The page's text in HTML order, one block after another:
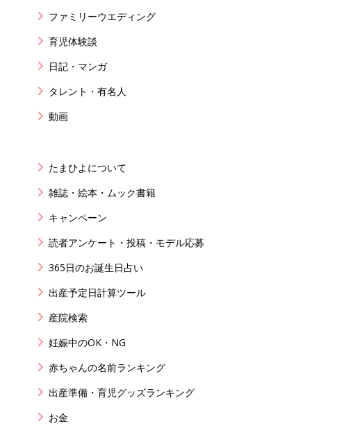
ファミリーウエディング
育児体験談
日記・マンガ
タレント・有名人
動画
たまひよについて
雑誌・絵本・ムック書籍
キャンペーン
読者アンケート・投稿・モデル応募
365日のお誕生日占い
出産予定日計算ツール
産院検索
妊娠中のOK・NG
赤ちゃんの名前ランキング
出産準備・育児グッズランキング
お金